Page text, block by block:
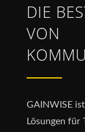
DIE
VON
GAINWISE
Lösungen für